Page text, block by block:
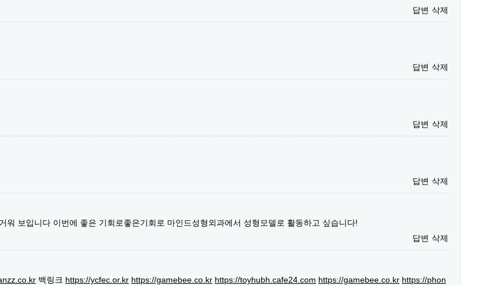
답변 삭제
답변 삭제
답변 삭제
답변 삭제
보입니다 이번에 좋은 기회로좋은기회로 마인드성형외과에서 성형모델로 활동하고 싶습니다!
답변 삭제
백링크 https://ycfec.or.kr https://gamebee.co.kr https://toyhubh.cafe24.com https://gamebee.co.kr https://phon